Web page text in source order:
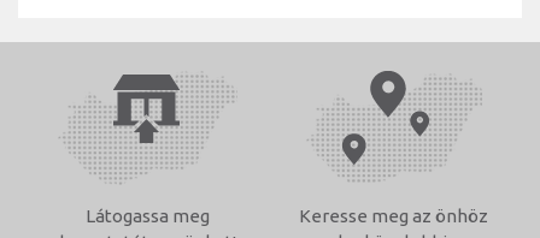
Látogassa meg
Keresse meg az önhöz